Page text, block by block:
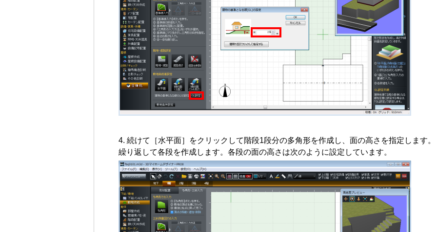
続けて［水平面］をクリックして階段1段分の多角形を作成し、面の高さを指定します。
繰り返して各段を作成します。各段の面の高さは次のように設定しています。